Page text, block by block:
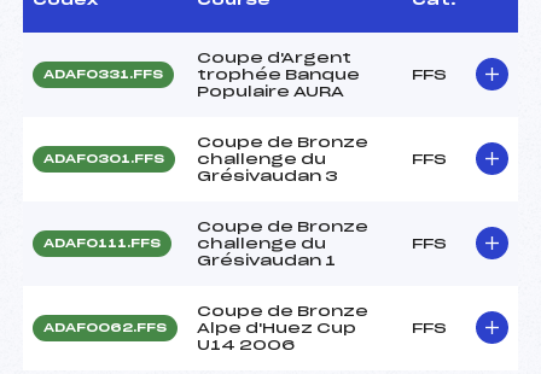
ADAF0331.FFS
Coupe d'Argent
trophée Banque
Populaire AURA
FFS
ADAF0301.FFS
Coupe de Bronze
challenge du
Grésivaudan 3
FFS
ADAF0111.FFS
Coupe de Bronze
challenge du
Grésivaudan 1
FFS
ADAF0062.FFS
Coupe de Bronze
Alpe d'Huez Cup
U14 2006
FFS